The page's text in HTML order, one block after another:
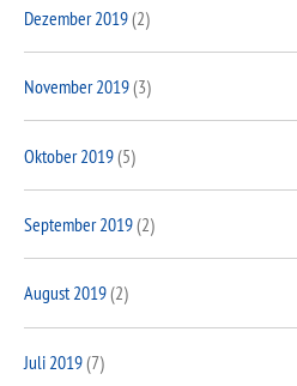
Dezember 2019(2)
November 2019(3)
Oktober 2019(5)
September 2019(2)
August 2019(2)
Juli 2019(7)